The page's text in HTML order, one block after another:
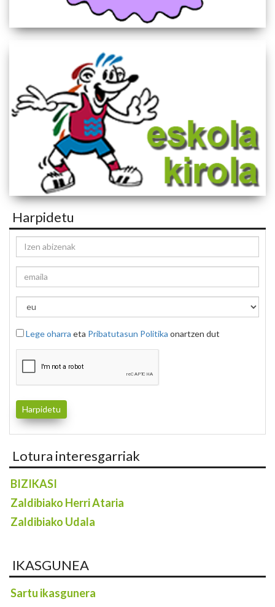
Harpidetu
Lege oharra eta Pribatutasun Politika onartzen dut
Lotura interesgarriak
BIZIKASI
Zaldibiako Herri Ataria
Zaldibiako Udala
IKASGUNEA
Sartu ikasgunera